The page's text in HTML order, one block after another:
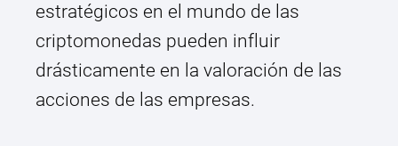
estratégicos en el mundo de las
criptomonedas pueden influir
drásticamente en la valoración de las
acciones de las empresas.